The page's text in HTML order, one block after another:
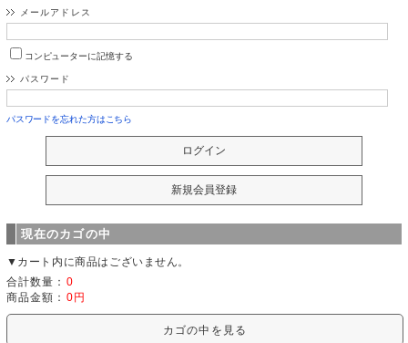
メールアドレス
コンピューターに記憶する
パスワード
パスワードを忘れた方はこちら
現在のカゴの中
▼カート内に商品はございません。
合計数量： 0
商品金額： 0円
カゴの中を見る